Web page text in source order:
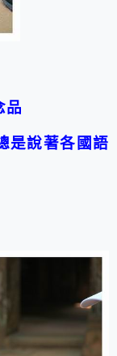
品
是說著各國語